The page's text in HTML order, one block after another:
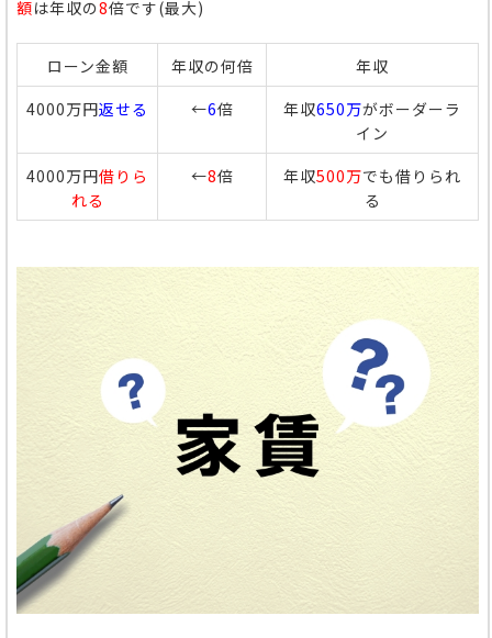
額は年収の8倍です(最大)
ローン金額 年収の何倍
年収
4000万円返せる ←6倍 年収650万がボーダーラ
イン
4000万円借りら
れる
←8倍 年収500万でも借りられ
る